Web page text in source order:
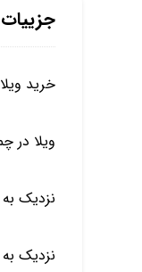
خرید
ویلا در چمستان به
نزدیک
نزدیک